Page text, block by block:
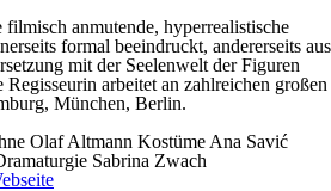
anmutende, hyperrealistische
formal beeindruckt, andererseits aus
mit der Seelenwelt der Figuren
arbeitet an zahlreichen großen
München, Berlin.
Olaf Altmann Kostüme Ana Savić
Sabrina Zwach